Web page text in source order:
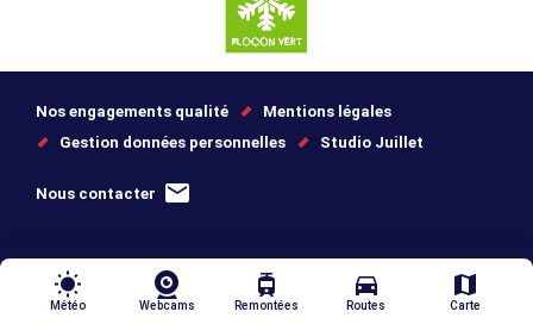
Nos engagements qualité
Mentions légales
Gestion données personnelles
Studio Juillet
Nous contacter
wb_sunny
Météo Webcams
tram
Remontées
directions_car
Routes
map
Carte